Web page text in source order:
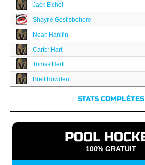
Jack Eichel
Shayne Gostisbehere
Noah Hanifin
Carter Hart
Tomas Hertl
Brett Howden
STATS COMPLÈTES
POOL
100% GRATUIT